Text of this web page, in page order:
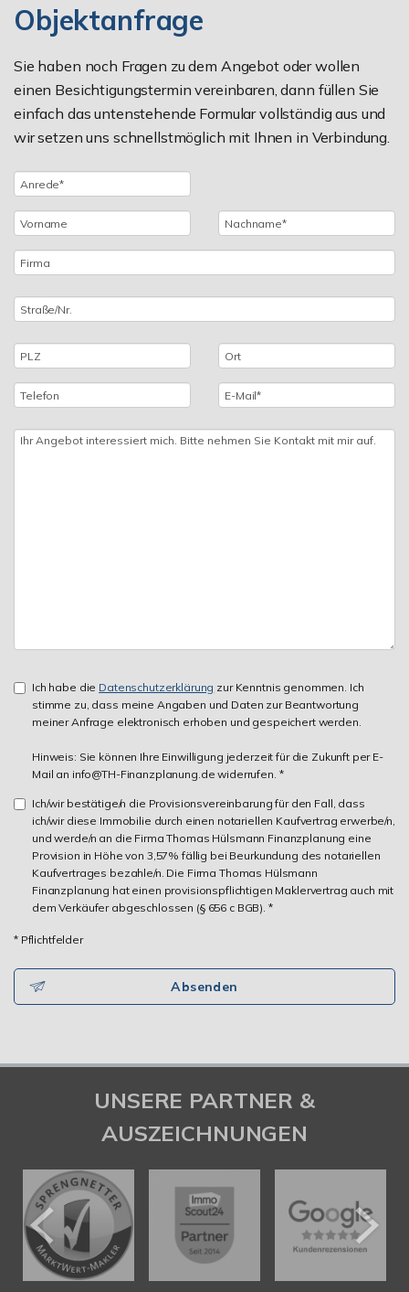
Objektanfrage
Sie haben noch Fragen zu dem Angebot oder wollen
einen Besichtigungstermin vereinbaren, dann füllen Sie
einfach das untenstehende Formular vollständig aus und
wir setzen uns schnellstmöglich mit Ihnen in Verbindung.
Ich habe die Datenschutzerklärung zur Kenntnis genommen. Ich
stimme zu, dass meine Angaben und Daten zur Beantwortung
meiner Anfrage elektronisch erhoben und gespeichert werden.
Hinweis: Sie können Ihre Einwilligung jederzeit für die Zukunft per E-
Mail an info@TH-Finanzplanung.de widerrufen. *
Ich/wir bestätige/n die Provisionsvereinbarung für den Fall, dass
ich/wir diese Immobilie durch einen notariellen Kaufvertrag erwerbe/n,
und werde/n an die Firma Thomas Hülsmann Finanzplanung eine
Provision in Höhe von 3,57% fällig bei Beurkundung des notariellen
Kaufvertrages bezahle/n. Die Firma Thomas Hülsmann
Finanzplanung hat einen provisionspflichtigen Maklervertrag auch mit
dem Verkäufer abgeschlossen (§ 656 c BGB). *
* Pflichtfelder
Absenden
UNSERE PARTNER &
AUSZEICHNUNGEN